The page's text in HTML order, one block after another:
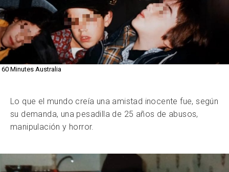
60 Minutes Australia
Lo que el mundo creía una amistad inocente fue, según
su demanda, una pesadilla de 25 años de abusos,
manipulación y horror.